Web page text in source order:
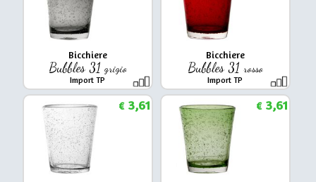
Bicchiere
Bubbles 31 grigio
Import TP
Bicchiere
Bubbles 31 rosso
Import TP
€3,61 €3,61